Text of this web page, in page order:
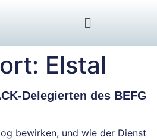
Elstal
Delegierten des BEFG
bewirken, und wie der Dienst